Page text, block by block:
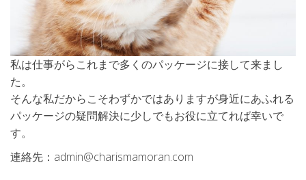
私は仕事がらこれまで多くのパッケージに接して来まし
た。
そんな私だからこそわずかではありますが身近にあふれる
パッケージの疑問解決に少しでもお役に立てれば幸いで
す。
連絡先：admin@charismamoran.com